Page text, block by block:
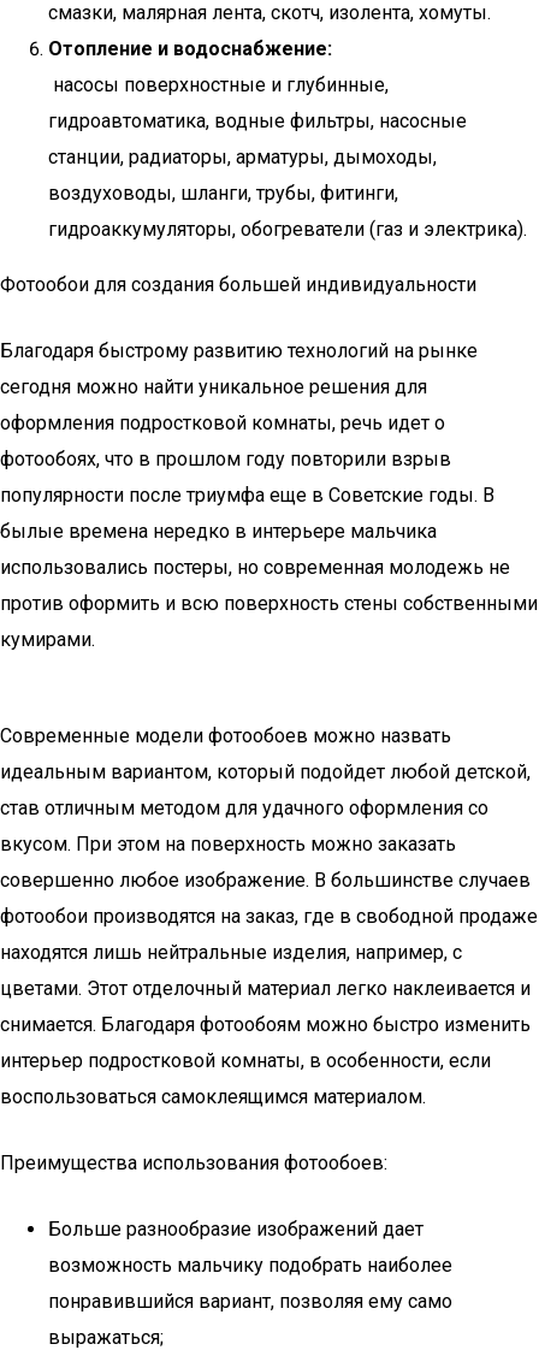
смазки, малярная лента, скотч, изолента, хомуты.
Отопление и водоснабжение:
насосы поверхностные и глубинные,
гидроавтоматика, водные фильтры, насосные
станции, радиаторы, арматуры, дымоходы,
воздуховоды, шланги, трубы, фитинги,
гидроаккумуляторы, обогреватели (газ и электрика).
Фотообои для создания большей индивидуальности
Благодаря быстрому развитию технологий на рынке
сегодня можно найти уникальное решения для
оформления подростковой комнаты, речь идет о
фотообоях, что в прошлом году повторили взрыв
популярности после триумфа еще в Советские годы. В
былые времена нередко в интерьере мальчика
использовались постеры, но современная молодежь не
против оформить и всю поверхность стены собственными
кумирами.
Современные модели фотообоев можно назвать
идеальным вариантом, который подойдет любой детской,
став отличным методом для удачного оформления со
вкусом. При этом на поверхность можно заказать
совершенно любое изображение. В большинстве случаев
фотообои производятся на заказ, где в свободной продаже
находятся лишь нейтральные изделия, например, с
цветами. Этот отделочный материал легко наклеивается и
снимается. Благодаря фотообоям можно быстро изменить
интерьер подростковой комнаты, в особенности, если
воспользоваться самоклеящимся материалом.
Преимущества использования фотообоев:
Больше разнообразие изображений дает
возможность мальчику подобрать наиболее
понравившийся вариант, позволяя ему само
выражаться;